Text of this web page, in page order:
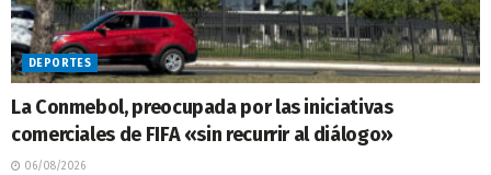
DEPORTES
La Conmebol, preocupada por las iniciativas
comerciales de FIFA «sin recurrir al diálogo»
06/08/2026